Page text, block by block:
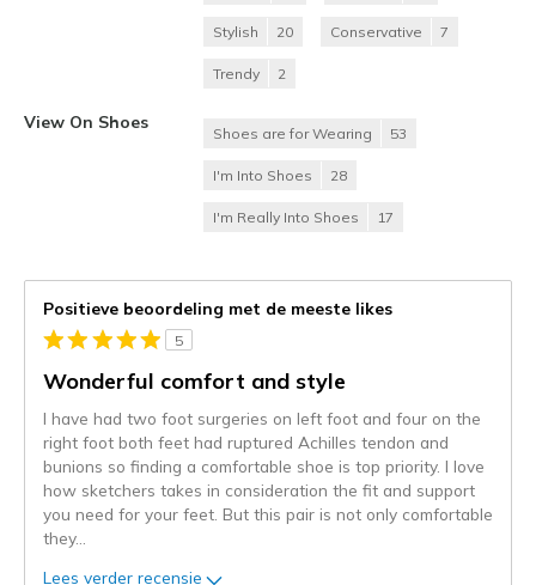
Stylish 20 Conservative 7
Trendy 2
View On Shoes
Shoes are for Wearing 53
I'm Into Shoes 28
I'm Really Into Shoes 17
Positieve beoordeling met de meeste likes
5
Wonderful comfort and style
I have had two foot surgeries on left foot and four on the
right foot both feet had ruptured Achilles tendon and
bunions so finding a comfortable shoe is top priority. I love
how sketchers takes in consideration the fit and support
you need for your feet. But this pair is not only comfortable
they...
Lees verder recensie